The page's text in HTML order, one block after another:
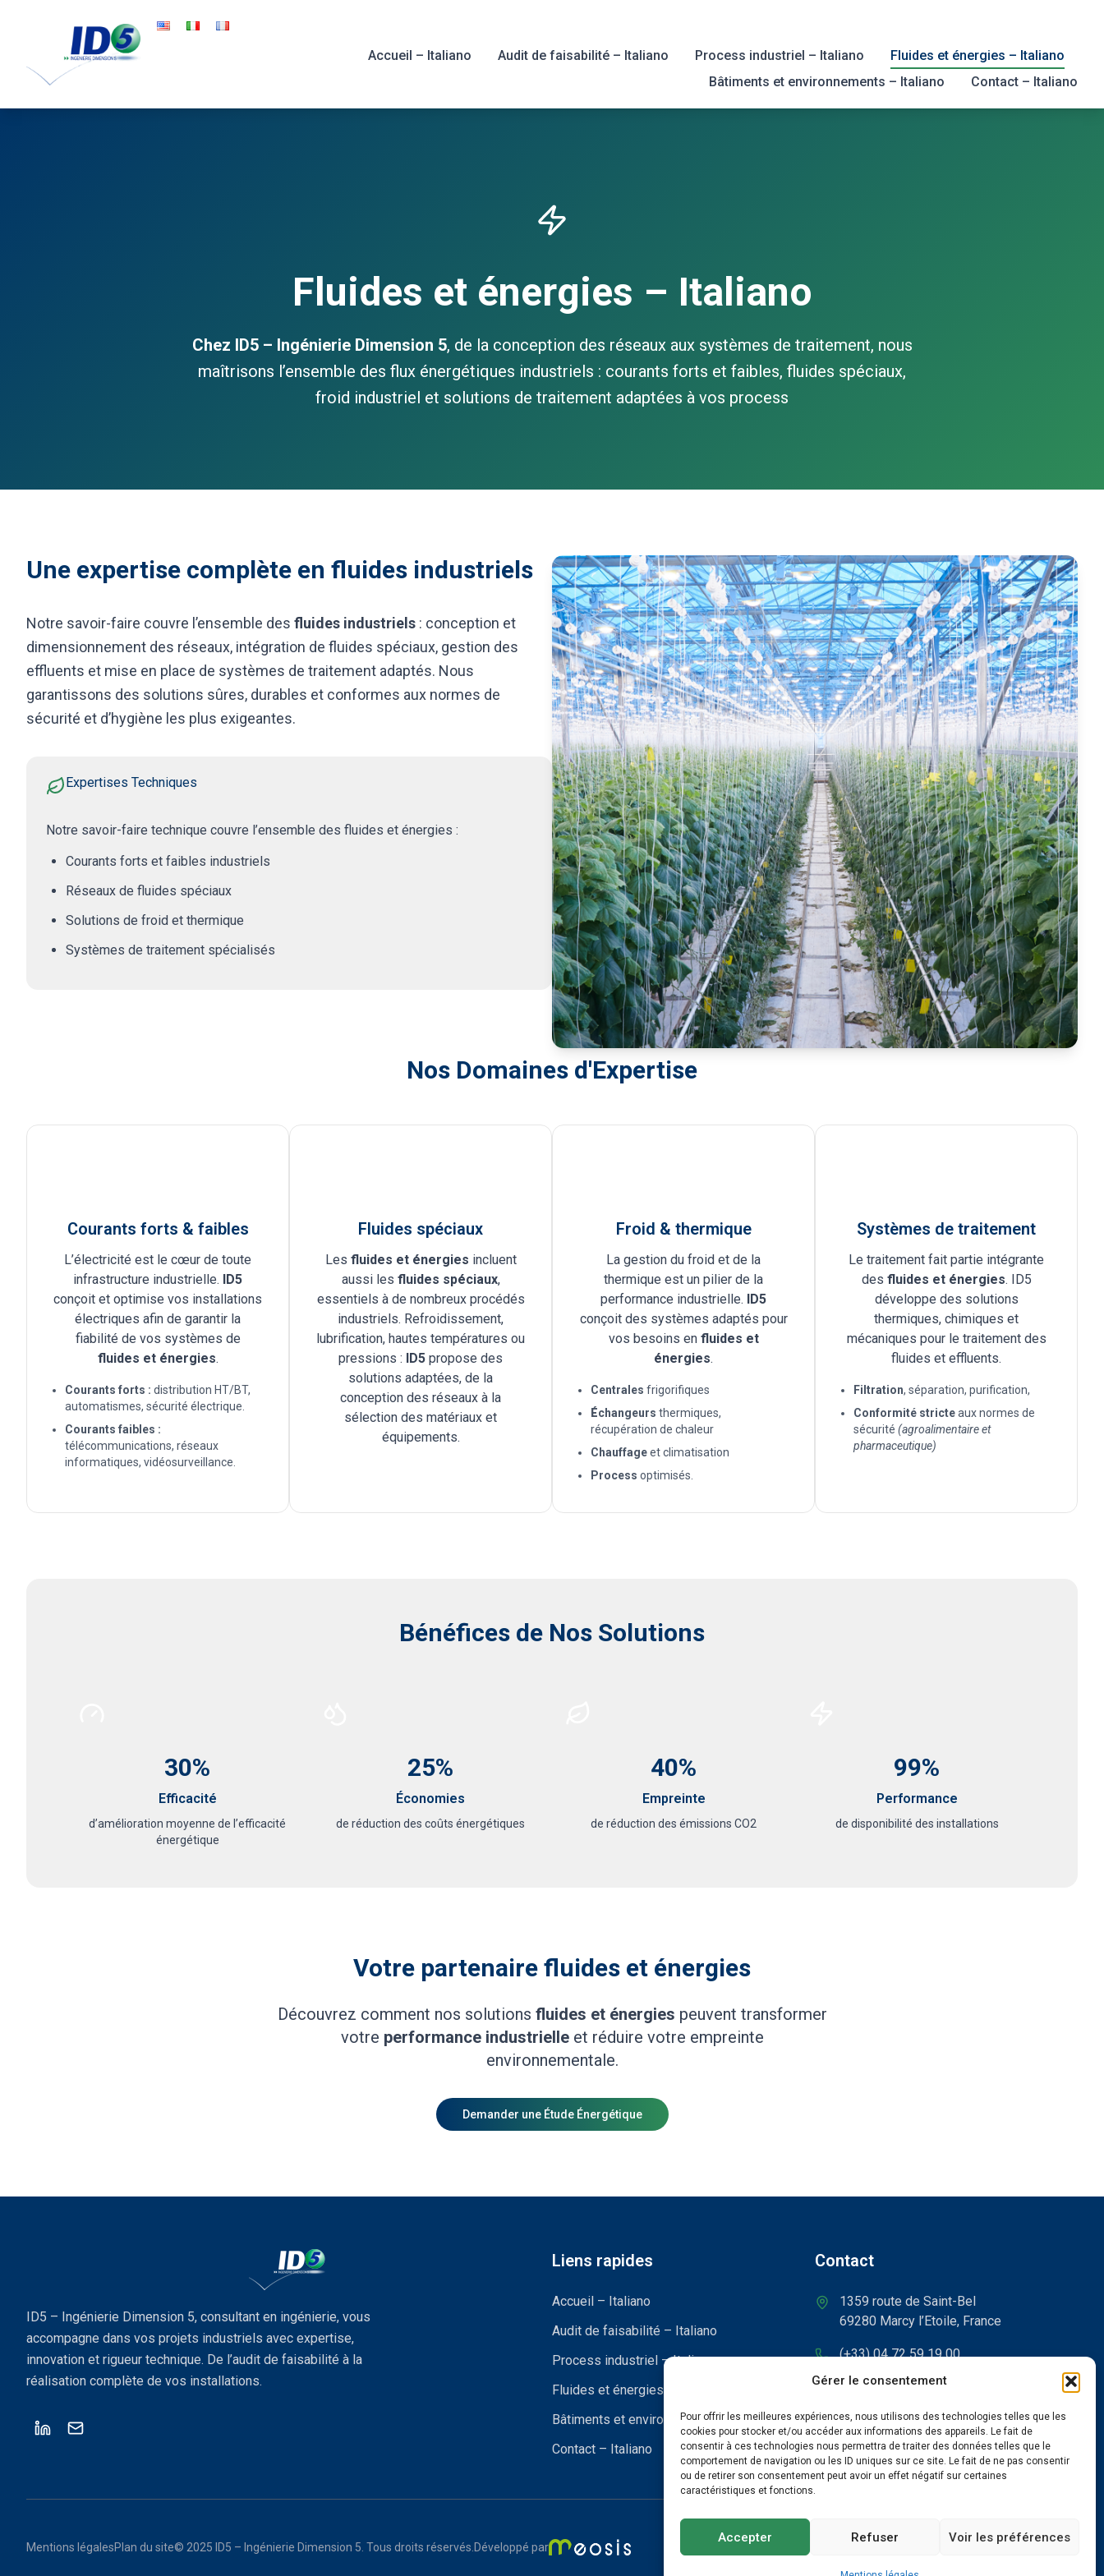
Gérer le consentement
Pour offrir les meilleures expériences, nous utilisons des technologies telles que les
cookies pour stocker et/ou accéder aux informations des appareils. Le fait de
consentir à ces technologies nous permettra de traiter des données telles que le
comportement de navigation ou les ID uniques sur ce site. Le fait de ne pas consentir
ou de retirer son consentement peut avoir un effet négatif sur certaines
caractéristiques et fonctions.
Accepter Refuser Voir les préférences
Accueil – Italiano Audit de faisabilité – Italiano Process industriel – Italiano
Fluides et énergies – Italiano
Bâtiments et environnements – Italiano
Contact – Italiano
Fluides et énergies – Italiano
Chez ID5 – Ingénierie Dimension 5, de la conception des réseaux aux systèmes de traitement, nous
maîtrisons l’ensemble des flux énergétiques industriels : courants forts et faibles, fluides spéciaux,
froid industriel et solutions de traitement adaptées à vos process
Une expertise complète en fluides industriels
Notre savoir-faire couvre l’ensemble des fluides industriels : conception et
dimensionnement des réseaux, intégration de fluides spéciaux, gestion des
effluents et mise en place de systèmes de traitement adaptés. Nous
garantissons des solutions sûres, durables et conformes aux normes de
sécurité et d’hygiène les plus exigeantes.
Expertises Techniques
Notre savoir-faire technique couvre l’ensemble des fluides et énergies :
Courants forts et faibles industriels
Réseaux de fluides spéciaux
Solutions de froid et thermique
Systèmes de traitement spécialisés
Nos Domaines d'Expertise
Courants forts & faibles
L’électricité est le cœur de toute
infrastructure industrielle. ID5
conçoit et optimise vos installations
électriques afin de garantir la
fiabilité de vos systèmes de
fluides et énergies.
Courants forts : distribution HT/BT,
automatismes, sécurité électrique.
Courants faibles :
télécommunications, réseaux
informatiques, vidéosurveillance.
Fluides spéciaux
Les fluides et énergies incluent
aussi les fluides spéciaux,
essentiels à de nombreux procédés
industriels. Refroidissement,
lubrification, hautes températures ou
pressions : ID5 propose des
solutions adaptées, de la
conception des réseaux à la
sélection des matériaux et
équipements.
Froid & thermique
La gestion du froid et de la
thermique est un pilier de la
performance industrielle. ID5
conçoit des systèmes adaptés pour
vos besoins en fluides et
énergies.
Centrales frigorifiques
Échangeurs thermiques,
récupération de chaleur
Chauffageet climatisation
Process optimisés.
Systèmes de traitement
Le traitement fait partie intégrante
des fluides et énergies. ID5
développe des solutions
thermiques, chimiques et
mécaniques pour le traitement des
fluides et effluents.
Filtration, séparation, purification,
Conformité stricteaux normes de
sécurité (agroalimentaire et
pharmaceutique)
Bénéfices de Nos Solutions
30%
Efficacité
d’amélioration moyenne de l’efficacité
énergétique
25%
Économies
de réduction des coûts énergétiques
40%
Empreinte
de réduction des émissions CO2
99%
Performance
de disponibilité des installations
Votre partenaire fluides et énergies
Découvrez comment nos solutions fluides et énergies peuvent transformer
votre performance industrielleet réduire votre empreinte
environnementale.
Demander une Étude Énergétique
ID5 – Ingénierie Dimension 5, consultant en ingénierie, vous
accompagne dans vos projets industriels avec expertise,
innovation et rigueur technique. De l’audit de faisabilité à la
réalisation complète de vos installations.
Liens rapides
Accueil – Italiano
Audit de faisabilité – Italiano
Process industriel – Italiano
Fluides et énergies – Italiano
Bâtiments et environnements – Italiano
Contact – Italiano
Contact
1359 route de Saint-Bel
69280 Marcy l’Etoile, France
(+33) 04 72 59 19 00
contact@id5.fr
Mentions légalesPlan du site© 2025 ID5 – Ingénierie Dimension 5. Tous droits réservés. Développé par